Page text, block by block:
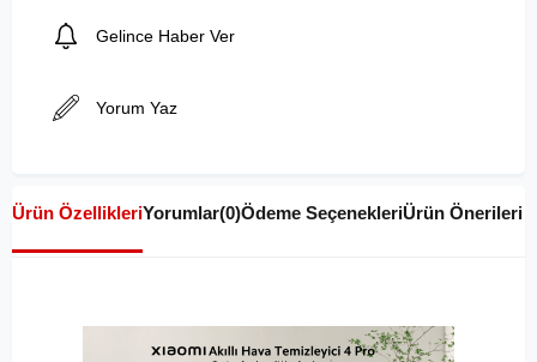
Gelince Haber Ver
Yorum Yaz
Ürün ÖzellikleriYorumlar(0)Ödeme SeçenekleriÜrün Önerileri